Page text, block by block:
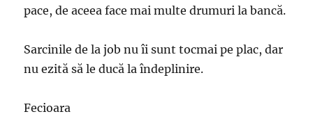
pace, de aceea face mai multe drumuri la bancă.
Sarcinile de la job nu îi sunt tocmai pe plac, dar
nu ezită să le ducă la îndeplinire.
Fecioara